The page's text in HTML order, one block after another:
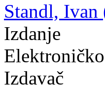
Standl, Ivan
Izdanje
Izdavač